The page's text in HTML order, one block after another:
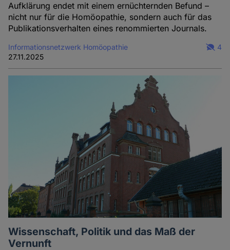
Aufklärung endet mit einem ernüchternden Befund –
nicht nur für die Homöopathie, sondern auch für das
Publikationsverhalten eines renommierten Journals.
Informationsnetzwerk Homöopathie
27.11.2025
4
Wissenschaft, Politik und das Maß der
Vernunft